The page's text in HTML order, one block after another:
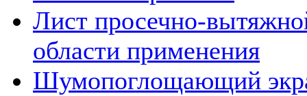
Лист просечно-
области применения
Шумопоглощающий